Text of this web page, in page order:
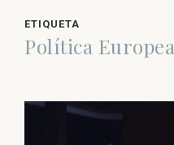
ETIQUETA
Política Europea